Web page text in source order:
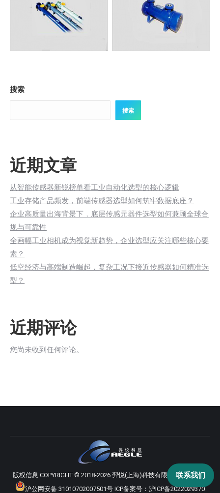
搜索
搜索
近期文章
从智能传感器新锐榜单看工业自动化选型的核心逻辑
工业存储产品频发，前端传感器选型如何筑牢数据底座？
企业高质量出海背景下，底层传感元器件选型如何兼顾全球合
规与可靠性
全画幅工业相机成为视觉新趋势，企业选型应关注哪些核心要
素？
低空经济与高端制造崛起，复杂工况下接近传感器如何精准选
型？
近期评论
您尚未收到任何评论。
版权信息 COPYRIGHT © 2018-2026 羿悦(上海)科技有限公司 版权所有
沪公网安备 31010702007501号 ICP备案号： 沪ICP备2022029370
联系我们